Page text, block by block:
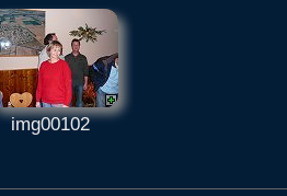
img00102